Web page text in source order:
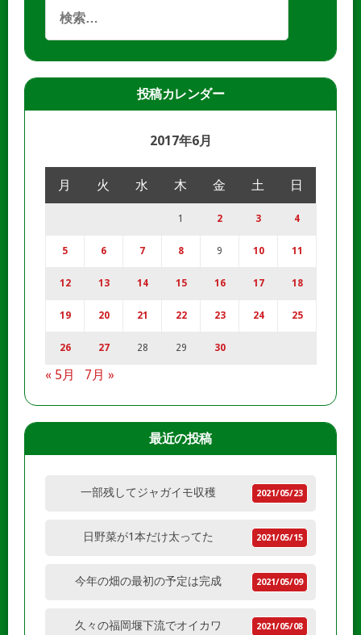
投稿カレンダー
2017年6月
月 火 水 木 金 土 日
1 2 3 4
5 6 7 8 9 10 11
12 13 14 15 16 17 18
19 20 21 22 23 24 25
26 27 28 29 30
« 5月 7月 »
最近の投稿
一部残してジャガイモ収穫 2021/05/23
日野菜が1本だけ太ってた 2021/05/15
今年の畑の最初の予定は完成 2021/05/09
久々の福岡堰下流でオイカワ 2021/05/08